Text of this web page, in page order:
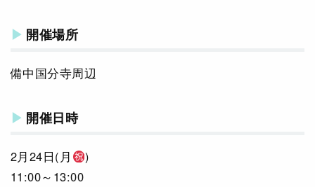
開催場所
備中国分寺周辺
開催日時
2月24日(月
)
11:00～13:00